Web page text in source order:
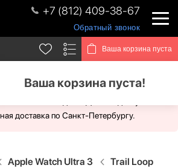
+7 (812) 409-38-67
Обратный звонок
Ваша корзина пуста
Ваша корзина пуста!
без выходных. Для Вас доступен
доставка по Санкт-Петербургу.
Apple Watch Ultra 3 Trail Loop